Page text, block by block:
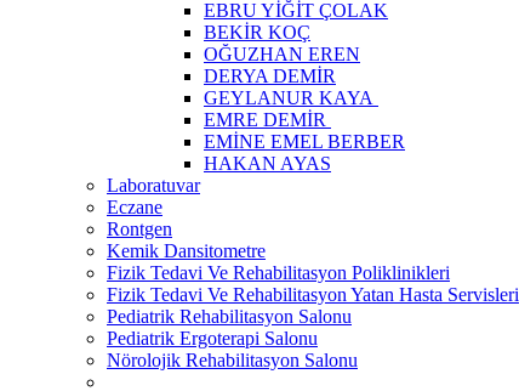
EBRU YİĞİT ÇOLAK
BEKİR KOÇ
OĞUZHAN EREN
DERYA DEMİR
GEYLANUR KAYA
EMRE DEMİR
EMİNE EMEL BERBER
HAKAN AYAS
Laboratuvar
Eczane
Rontgen
Kemik Dansitometre
Fizik Tedavi Ve Rehabilitasyon Poliklinikleri
Fizik Tedavi Ve Rehabilitasyon Yatan Hasta Servisleri
Pediatrik Rehabilitasyon Salonu
Pediatrik Ergoterapi Salonu
Nörolojik Rehabilitasyon Salonu